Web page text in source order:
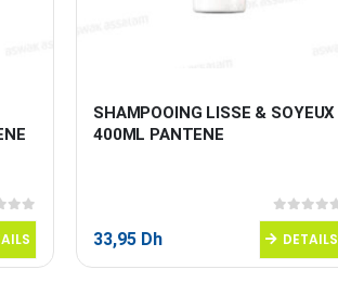
SHAMPOOING LISSE & SOYEUX
400ML PANTENE
0sur 5
33,95 Dh DETAILS